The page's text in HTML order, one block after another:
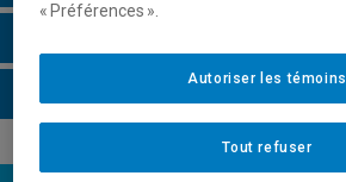
« Préférences ».
Tout refuser
Autoriser les témoins